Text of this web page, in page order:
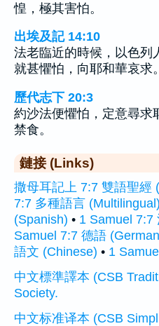
惶，極其害怕。
出埃及記 14:10
法老臨近的時候，以色列
就甚懼怕，向耶和華哀求。
歷代志下 20:3
約沙法便懼怕，定意尋求
禁食。
鏈接 (Links)
撒母耳記上 7:7 雙語聖經
7:7 多種語言 (Multilingual)
(Spanish) • 1 Samuel 7:7
Samuel 7:7 德語
語文 (Chinese) • 1
中文標準譯本 (CSB
Society.
中文标准译本 (CSB